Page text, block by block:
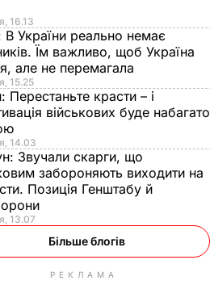
16.13
В України реально немає
Їм важливо, щоб Україна
але не перемагала
15.25
Перестаньте красти – і
військових буде набагато
14.03
Звучали скарги, що
забороняють виходити на
Позиція Генштабу й
13.07
Більше блогів
РЕКЛАМА